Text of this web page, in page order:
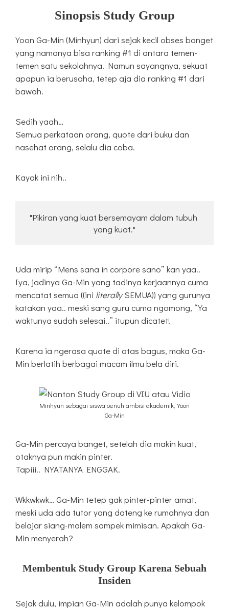
Sinopsis Study Group
Yoon Ga-Min (Minhyun) dari sejak kecil obses banget
yang namanya bisa ranking #1 di antara temen-
temen satu sekolahnya. Namun sayangnya, sekuat
apapun ia berusaha, tetep aja dia ranking #1 dari
bawah.
Sedih yaah…
Semua perkataan orang, quote dari buku dan
nasehat orang, selalu dia coba.
Kayak ini nih..
"Pikiran yang kuat bersemayam dalam tubuh
yang kuat."
Uda mirip “Mens sana in corpore sano” kan yaa..
Iya, jadinya Ga-Min yang tadinya kerjaannya cuma
mencatat semua ((ini literallySEMUA)) yang gurunya
katakan yaa.. meski sang guru cuma ngomong, “Ya
waktunya sudah selesai..” itupun dicatet!
Karena ia ngerasa quote di atas bagus, maka Ga-
Min berlatih berbagai macam ilmu bela diri.
Minhyun sebagai siswa oenuh ambisi akademik, Yoon
Ga-Min
Ga-Min percaya banget, setelah dia makin kuat,
otaknya pun makin pinter.
Tapiii.. NYATANYA ENGGAK.
Wkkwkwk… Ga-Min tetep gak pinter-pinter amat,
meski uda ada tutor yang dateng ke rumahnya dan
belajar siang-malem sampek mimisan. Apakah Ga-
Min menyerah?
Membentuk Study Group Karena Sebuah
Insiden
Sejak dulu, impian Ga-Min adalah punya kelompok